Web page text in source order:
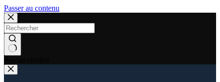
Passer au contenu